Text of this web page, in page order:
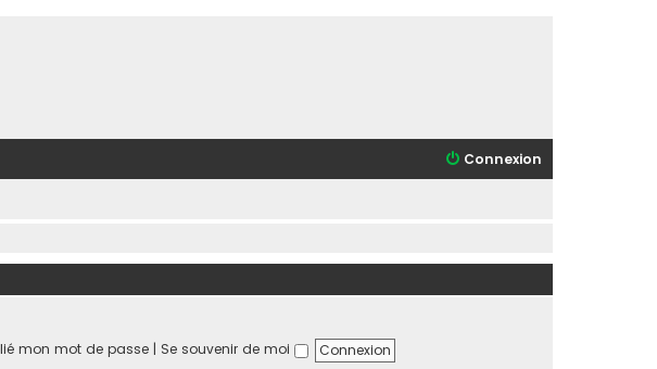
Connexion
mon mot de passe | Se souvenir de moi